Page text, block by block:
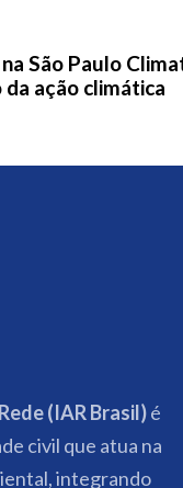
São Paulo
ação climática
(IAR Brasil)é
civil que atua na
integrando